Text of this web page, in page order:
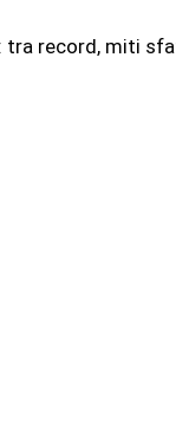
tra record, miti